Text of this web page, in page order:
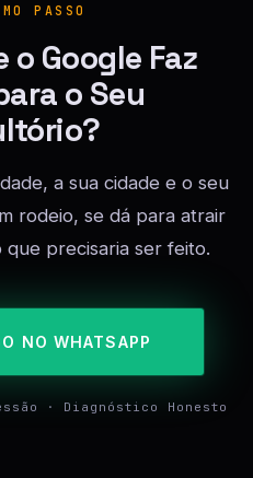
PASSO
o Google Faz
o Seu
a sua cidade e o seu
rodeio, se dá para atrair
precisaria ser feito.
NO WHATSAPP
· Diagnóstico Honesto